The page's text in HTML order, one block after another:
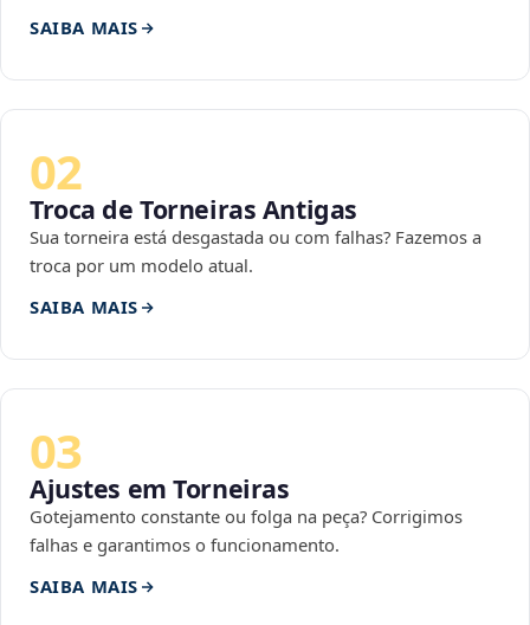
SAIBA MAIS
02
Troca de Torneiras Antigas
Sua torneira está desgastada ou com falhas? Fazemos a
troca por um modelo atual.
SAIBA MAIS
03
Ajustes em Torneiras
Gotejamento constante ou folga na peça? Corrigimos
falhas e garantimos o funcionamento.
SAIBA MAIS